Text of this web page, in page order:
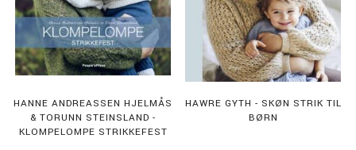
HANNE ANDREASSEN HJELMÅS
& TORUNN STEINSLAND -
KLOMPELOMPE STRIKKEFEST
HAWRE GYTH - SKØN STRIK TIL
BØRN